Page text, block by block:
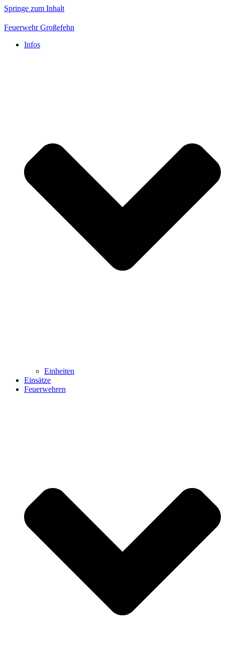
Springe zum Inhalt
Feuerwehr Großefehn
Infos
Einheiten
Einsätze
Feuerwehren